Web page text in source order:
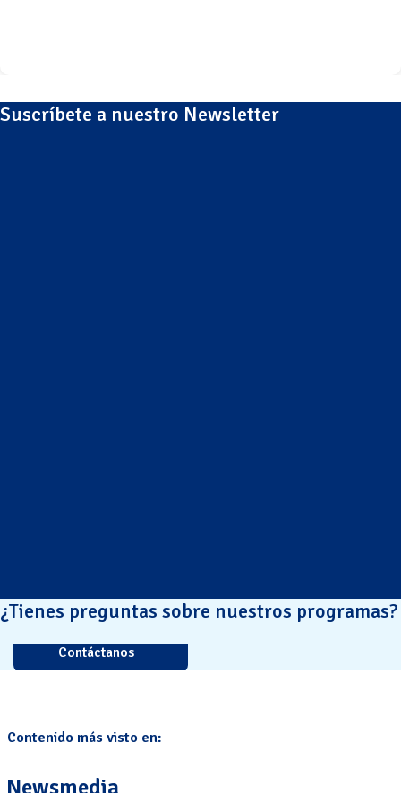
Suscríbete a nuestro Newsletter
¿Tienes preguntas sobre nuestros programas?
Contáctanos
Contenido más visto en:
Newsmedia